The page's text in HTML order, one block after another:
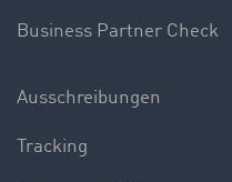
Business Partner Check
Ausschreibungen
Tracking